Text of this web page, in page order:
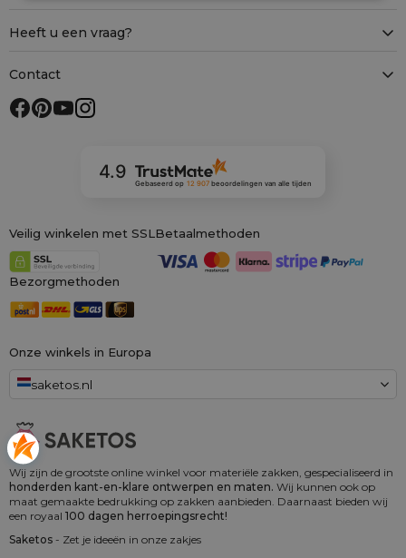
Wij zijn de grootste online winkel voor materiële zakken, gespecialiseerd in
honderden kant-en-klare ontwerpen en maten. Wij kunnen ook op
maat gemaakte bedrukking op zakken aanbieden. Daarnaast bieden wij
een royaal 100 dagen herroepingsrecht!
Saketos - Zet je ideeën in onze zakjes
Onze winkels in Europa
saketos.nl
Heeft u een vraag?
Contact
4.9
Gebaseerd op 12 907beoordelingen van alle tijden
Veilig winkelen met SSLBetaalmethoden
Bezorgmethoden